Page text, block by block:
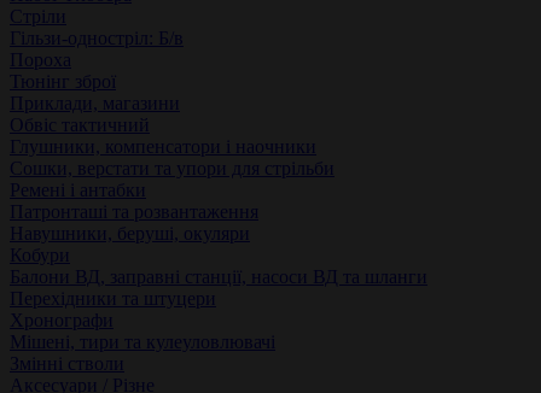
Стріли
Гільзи-одностріл: Б/в
Пороха
Тюнінг зброї
Приклади, магазини
Обвіс тактичний
Глушники, компенсатори і наочники
Сошки, верстати та упори для стрільби
Ремені і антабки
Патронташі та розвантаження
Навушники, беруші, окуляри
Кобури
Балони ВД, заправні станції, насоси ВД та шланги
Перехідники та штуцери
Хронографи
Мішені, тири та кулеуловлювачі
Змінні стволи
Аксесуари / Різне